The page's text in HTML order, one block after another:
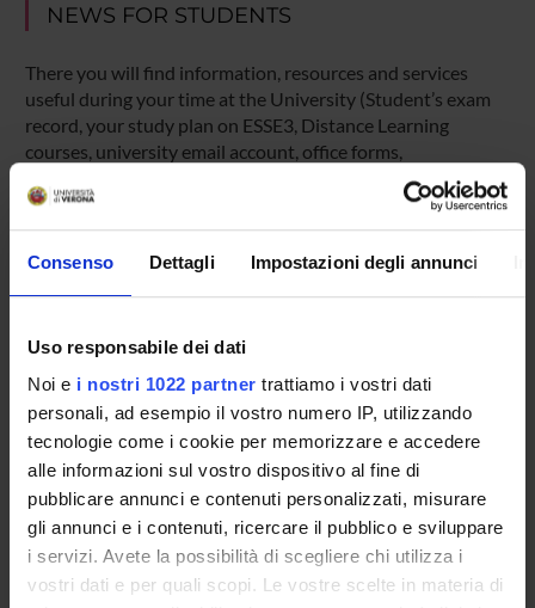
Consenso Dettagli Impostazioni degli annunci
Uso responsabile dei dati
Noi e i nostri 1022 partner trattiamo i vostri dati
personali, ad esempio il vostro numero IP, utilizzando
tecnologie come i cookie per memorizzare e accedere
alle informazioni sul vostro dispositivo al fine di
pubblicare annunci e contenuti personalizzati, misurare
gli annunci e i contenuti, ricercare il pubblico e sviluppare
i servizi. Avete la possibilità di scegliere chi utilizza i
vostri dati e per quali scopi. Le vostre scelte in materia di
NEWS FOR STUDENTS
There you will find information, resources and services
useful during your time at the University (Student’s exam
record, your study plan on ESSE3, Distance Learning
courses, university email account, office forms,
administrative procedures, etc.). You can log into MyUnivr
with your GIA login details: only in this way will you be able
to receive notification of all the notices from your teachers
and your secretariat via email and also via the Univr app.
Overview
Enrolment Policy
Courses
Academic Calendar
Lesson timetable
Degree Programme